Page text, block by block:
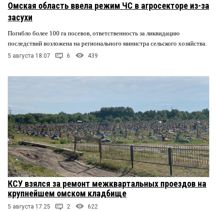
Омская область ввела режим ЧС в агросекторе из-за
засухи
Погибло более 100 га посевов, ответственность за ликвидацию
последствий возложена на регионального министра сельского хозяйства.
5 августа 18:07 6 439
КСУ взялся за ремонт межквартальных проездов на
крупнейшем омском кладбище
5 августа 17:25 2 622